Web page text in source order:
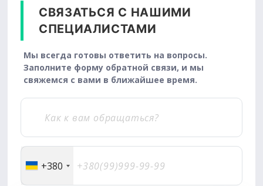
СВЯЗАТЬСЯ С НАШИМИ
СПЕЦИАЛИСТАМИ
Мы всегда готовы ответить на вопросы.
Заполните форму обратной связи, и мы
свяжемся с вами в ближайшее время.
+380